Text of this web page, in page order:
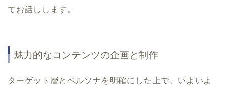
てお話しします。
魅力的なコンテンツの企画と制作
ターゲット層とペルソナを明確にした上で、いよいよ